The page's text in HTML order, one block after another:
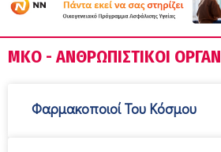
ΜΚΟ - ΑΝΘΡΩΠΙΣΤΙΚΟΊ
Φαρμακοποιοί Του Κόσμου